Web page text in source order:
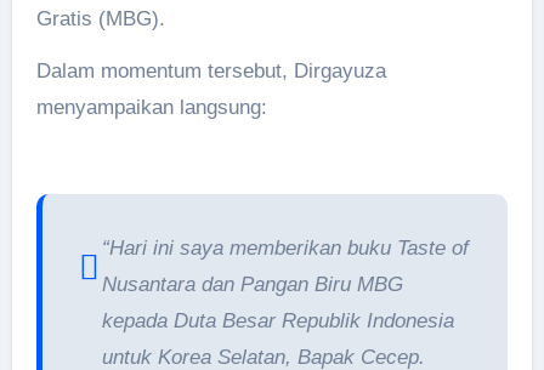
Gratis (MBG).
Dalam momentum tersebut, Dirgayuza
menyampaikan langsung:
“Hari ini saya memberikan buku Taste of
Nusantara dan Pangan Biru MBG
kepada Duta Besar Republik Indonesia
untuk Korea Selatan, Bapak Cecep.